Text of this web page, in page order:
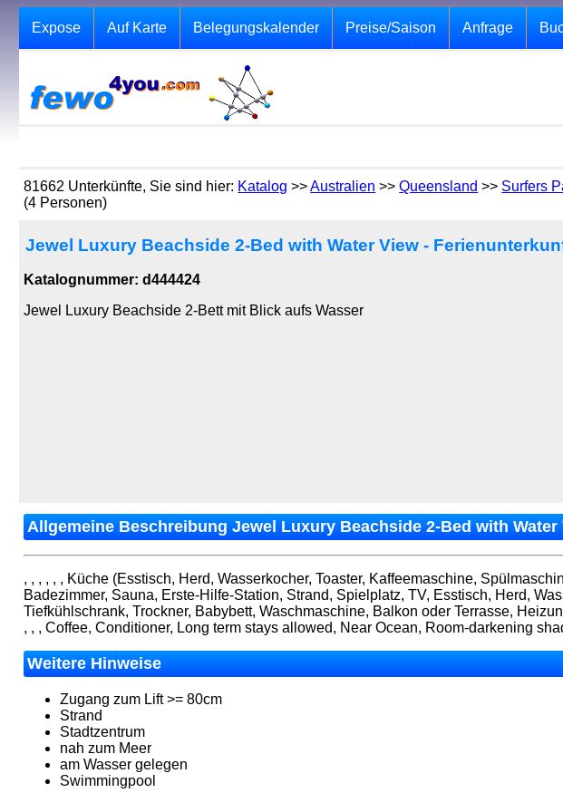
Expose Auf Karte Belegungskalender Preise/Saison Anfrage
81662 Unterkünfte, Sie sind hier: Katalog >>Australien >>Queensland >> Surfers
(4 Personen)
Jewel Luxury Beachside 2-Bed with Water View -
Katalognummer: d444424
Jewel Luxury Beachside 2-Bett mit Blick aufs Wasser
Allgemeine Beschreibung Jewel Luxury Beachside 2-Bed with
, , , , , , Küche (Esstisch, Herd, Wasserkocher, Toaster, Kaffeemaschine,
Badezimmer, Sauna, Erste-Hilfe-Station, Strand, Spielplatz, TV, Esstisch, Herd,
Tiefkühlschrank, Trockner, Babybett, Waschmaschine, Balkon oder Terrasse,
, , , Coffee, Conditioner, Long term stays allowed, Near Ocean, Room-darkening
Weitere Hinweise
Zugang zum Lift >= 80cm
Strand
Stadtzentrum
nah zum Meer
am Wasser gelegen
Swimmingpool